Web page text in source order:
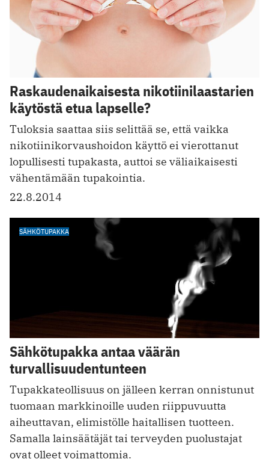
Raskaudenaikaisesta nikotiinilaastarien
käytöstä etua lapselle?
Tuloksia saattaa siis selittää se, että vaikka
nikotiinikorvaushoidon käyttö ei vierottanut
lopullisesti tupakasta, auttoi se väliaikaisesti
vähentämään tupakointia.
22.8.2014
SÄHKÖTUPAKKA
Sähkötupakka antaa väärän
turvallisuudentunteen
Tupakkateollisuus on jälleen kerran onnistunut
tuomaan markkinoille uuden riippuvuutta
aiheuttavan, elimistölle haitallisen tuotteen.
Samalla lainsäätäjät tai terveyden puolustajat
ovat olleet voimattomia.